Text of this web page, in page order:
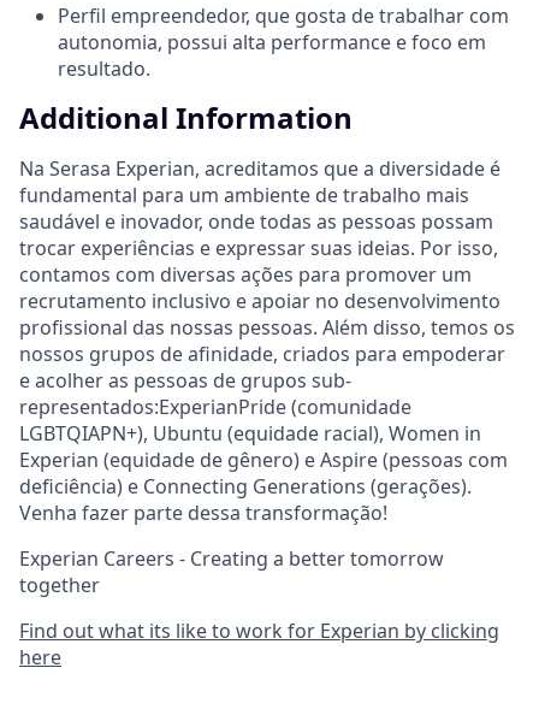
Perfil empreendedor, que gosta de trabalhar com
autonomia, possui alta performance e foco em
resultado.
Additional Information
Na Serasa Experian, acreditamos que a diversidade é
fundamental para um ambiente de trabalho mais
saudável e inovador, onde todas as pessoas possam
trocar experiências e expressar suas ideias. Por isso,
contamos com diversas ações para promover um
recrutamento inclusivo e apoiar no desenvolvimento
profissional das nossas pessoas. Além disso, temos os
nossos grupos de afinidade, criados para empoderar
e acolher as pessoas de grupos sub-
representados:ExperianPride (comunidade
LGBTQIAPN+), Ubuntu (equidade racial), Women in
Experian (equidade de gênero) e Aspire (pessoas com
deficiência) e Connecting Generations (gerações).
Venha fazer parte dessa transformação!
Experian Careers - Creating a better tomorrow
together
Find out what its like to work for Experian by clicking
here